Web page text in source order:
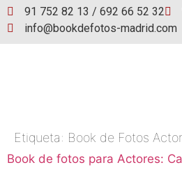
91 752 82 13 / 692 66 52 32
info@bookdefotos-madrid.com
Etiqueta: Book de Fotos
Book de fotos para Actores: